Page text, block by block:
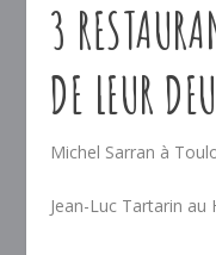
3
DE LEUR
Michel Sarran à
Jean-Luc Tartarin au